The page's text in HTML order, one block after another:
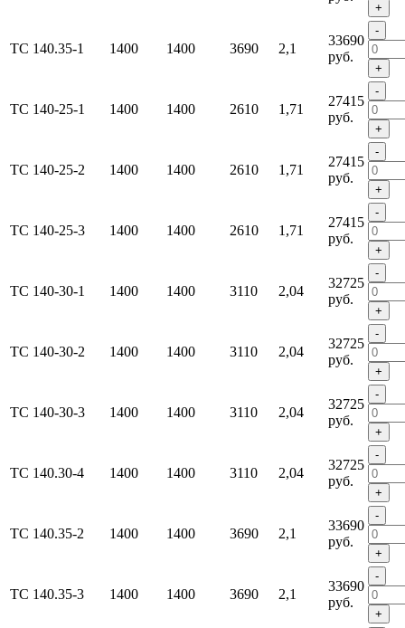
+
ТС 140.35-1 1400 1400 3690 2,1
33690
руб.
-
+
ТС 140-25-1 1400 1400 2610 1,71
27415
руб.
-
+
ТС 140-25-2 1400 1400 2610 1,71
27415
руб.
-
+
ТС 140-25-3 1400 1400 2610 1,71
27415
руб.
-
+
ТС 140-30-1 1400 1400 3110 2,04
32725
руб.
-
+
ТС 140-30-2 1400 1400 3110 2,04
32725
руб.
-
+
ТС 140-30-3 1400 1400 3110 2,04
32725
руб.
-
+
ТС 140.30-4 1400 1400 3110 2,04
32725
руб.
-
+
ТС 140.35-2 1400 1400 3690 2,1
33690
руб.
-
+
ТС 140.35-3 1400 1400 3690 2,1
33690
руб.
-
+